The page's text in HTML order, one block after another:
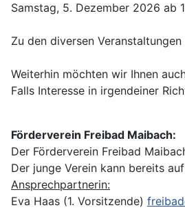
Samstag, 5. Dezember 2026 ab
Zu den diversen
Weiterhin möchten wir Ihnen
Falls Interesse in irgendeiner
Förderverein Freibad Maibach:
Der Förderverein Freibad
Der junge Verein kann bereits
Ansprechpartnerin:
Eva Haas (1. Vorsitzende)